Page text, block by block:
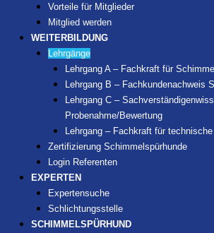
Vorteile für Mitglieder
Mitglied werden
WEITERBILDUNG
Lehrgänge
Lehrgang A – Fachkraft für
Lehrgang B – Fachkundenachweis
Lehrgang C –
Probenahme/Bewertung
Lehrgang – Fachkraft für
Zertifizierung Schimmelspürhunde
Login Referenten
EXPERTEN
Expertensuche
Schlichtungsstelle
SCHIMMELSPÜRHUND